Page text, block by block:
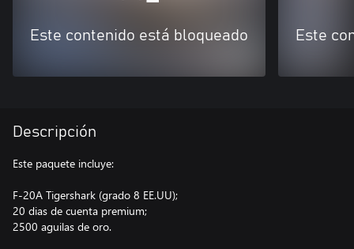
Este contenido está bloqueado Este
Descripción
Este paquete incluye:
F-20A Tigershark (grado 8 EE.UU);
20 dias de cuenta premium;
2500 aguilas de oro.